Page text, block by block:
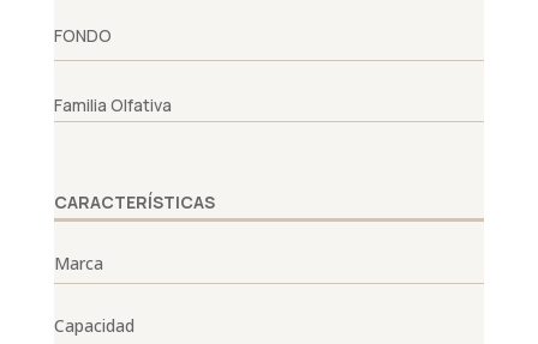
FONDO
Familia Olfativa
CARACTERÍSTICAS
Marca
Capacidad